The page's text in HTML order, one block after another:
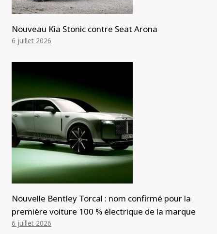
Nouveau Kia Stonic contre Seat Arona
6 juillet 2026
Nouvelle Bentley Torcal : nom confirmé pour la
première voiture 100 % électrique de la marque
6 juillet 2026